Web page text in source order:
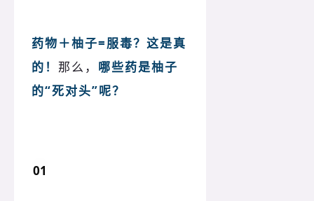
药物＋柚子=服毒？这是真
的！ 那么， 哪些药是柚子
的“死对头”呢？
01